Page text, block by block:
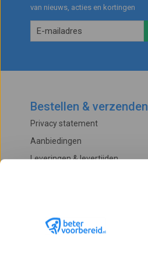
van nieuws, acties en kortingen
Bestellen & verzenden
Privacy statement
Aanbiedingen
Leveringen & levertijden
Retourneren